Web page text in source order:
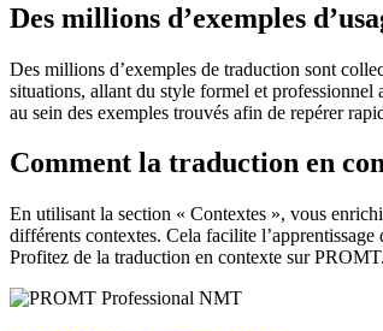
Des millions d’exemples
Des millions d’exemples de traduction sont
situations, allant du style formel et professionnel
au sein des exemples trouvés afin de repérer
Comment la traduction en
En utilisant la section « Contextes », vous
différents contextes. Cela facilite
Profitez de la traduction en contexte sur